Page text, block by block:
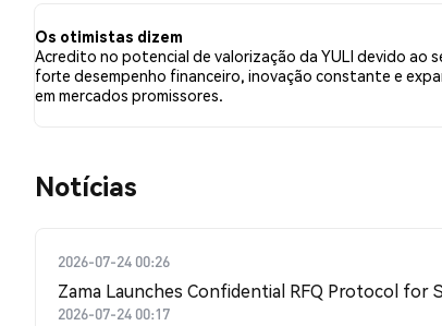
Os otimistas dizem
Acredito no potencial de valorização da YULI devido ao
forte desempenho financeiro, inovação constante e
em mercados promissores.
​​Notícias​​
2026-07-24 00:26
Zama Launches Confidential RFQ Protocol for
2026-07-24 00:17